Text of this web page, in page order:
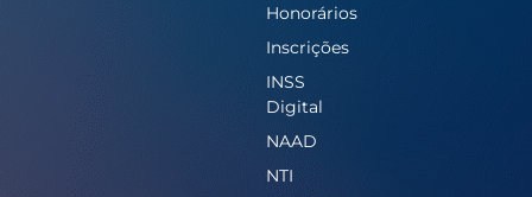
Honorários
Inscrições
INSS
Digital
NAAD
NTI